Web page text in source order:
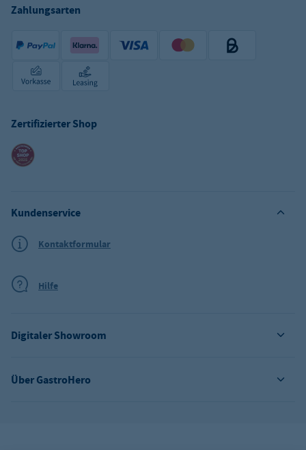
Zahlungsarten
Zertifizierter Shop
Über GastroHero
Digitaler Showroom
Kundenservice
Kontaktformular
Hilfe